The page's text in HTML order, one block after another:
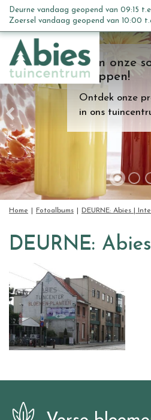
n
c
o
n
t
e
n
t
Kom onze
shoppen!
Ontdek onze
in ons
Home Fotoalbums DEURNE: Abies |
Deurne vandaag geopend van 09:15
Zoersel vandaag geopend van 10:00
DEURNE: